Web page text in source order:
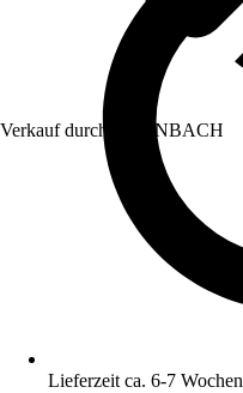
Verkauf durch: HORNBACH
Lieferzeit ca. 6-7 Wochen